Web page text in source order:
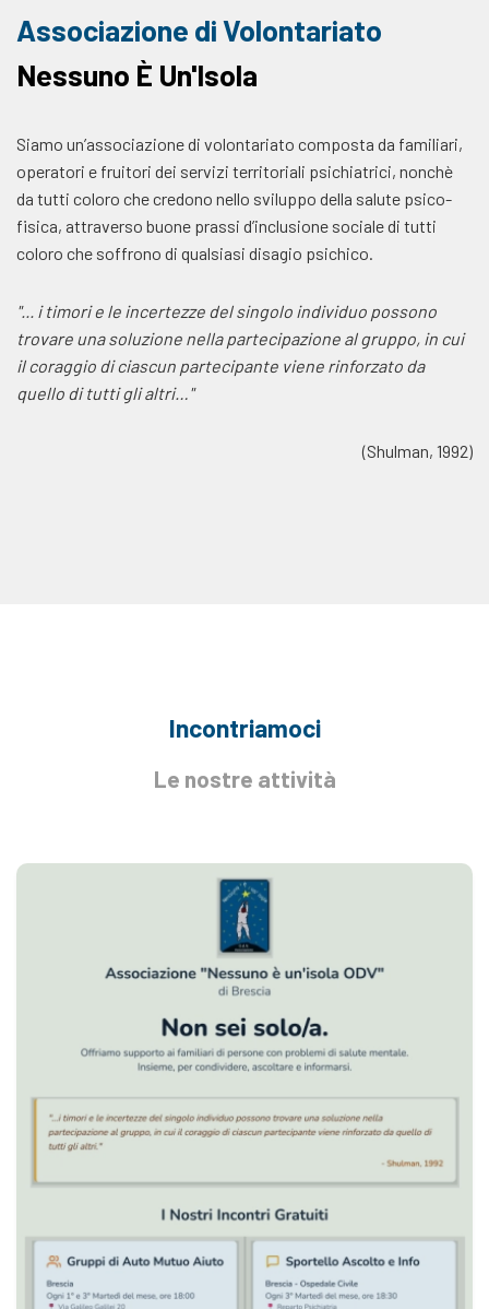
Associazione di Volontariato
Nessuno È Un'Isola
Siamo un’associazione di volontariato composta da familiari,
operatori e fruitori dei servizi territoriali psichiatrici, nonchè
da tutti coloro che credono nello sviluppo della salute psico-
fisica, attraverso buone prassi d’inclusione sociale di tutti
coloro che soffrono di qualsiasi disagio psichico.
"... i timori e le incertezze del singolo individuo possono
trovare una soluzione nella partecipazione al gruppo, in cui
il coraggio di ciascun partecipante viene rinforzato da
quello di tutti gli altri…"
(Shulman, 1992)
Incontriamoci
Le nostre attività